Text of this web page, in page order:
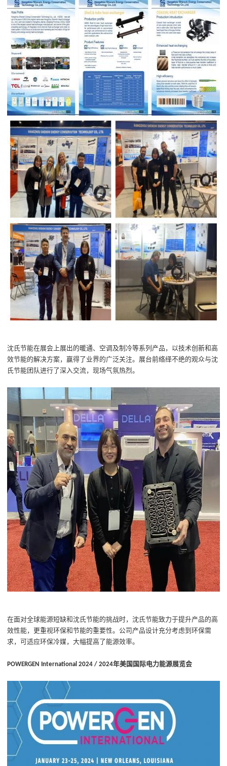
沈氏节能在展会上展出的暖通、空调及制冷等系列产品，以技术创新和 高
效节能的解决方案，赢得了业界的广泛关注。展台前络绎不绝的观众与沈
氏节能团队进行了深入交流，现场气氛热烈。
在面对全球能源短缺和沈氏节能的挑战时，沈氏节能致力于提升产品的高
效性能，更重视环保和节能的重要性。公司产品设计充分考虑到环保需
求，可适应环保冷媒，大幅提高了能源效率。
POWERGEN International 2024 / 2024年美国国际电力能源展览会